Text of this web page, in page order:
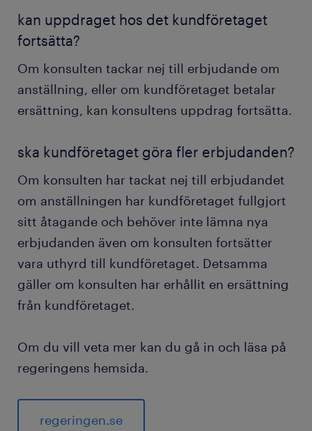
kan uppdraget hos det kundföretaget
fortsätta?
Om konsulten tackar nej till erbjudande om
anställning, eller om kundföretaget betalar
ersättning, kan konsultens uppdrag fortsätta.
ska kundföretaget göra fler erbjudanden?
Om konsulten har tackat nej till erbjudandet
om anställningen har kundföretaget fullgjort
sitt åtagande och behöver inte lämna nya
erbjudanden även om konsulten fortsätter
vara uthyrd till kundföretaget. Detsamma
gäller om konsulten har erhållit en ersättning
från kundföretaget.
Om du vill veta mer kan du gå in och läsa på
regeringens hemsida.
regeringen.se